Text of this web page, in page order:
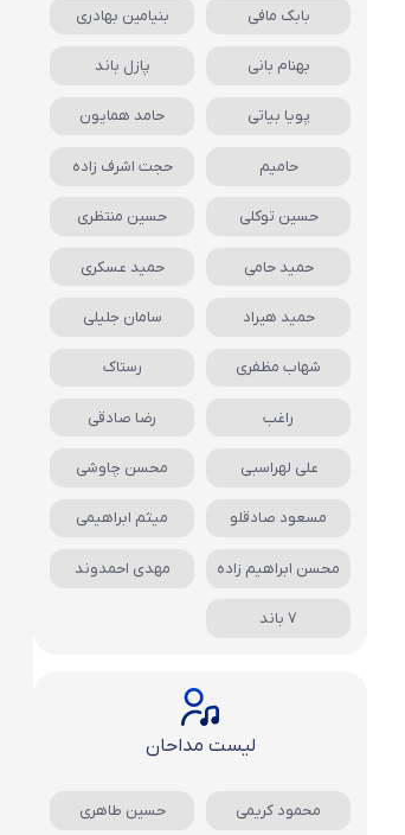
بابک مافی بنیامین بهادری
بهنام بانی پازل باند
پویا بیاتی حامد همایون
حامیم حجت اشرف زاده
حسین توکلی حسین منتظری
حمید حامی حمید عسکری
حمید هیراد سامان جلیلی
شهاب مظفری رستاک
راغب رضا صادقی
علی لهراسبی محسن چاوشی
مسعود صادقلو میثم ابراهیمی
محسن ابراهیم زاده مهدی احمدوند
7 باند
لیست مداحان
محمود کریمی حسین طاهری